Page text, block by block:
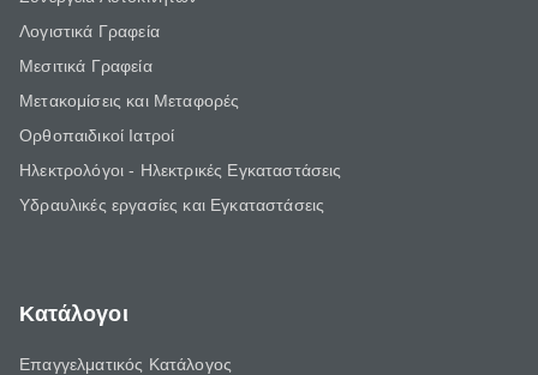
Λογιστικά Γραφεία
Μεσιτικά Γραφεία
Μετακομίσεις και Μεταφορές
Ορθοπαιδικοί Ιατροί
Ηλεκτρολόγοι - Ηλεκτρικές Εγκαταστάσεις
Υδραυλικές εργασίες και Εγκαταστάσεις
Κατάλογοι
Επαγγελματικός Κατάλογος